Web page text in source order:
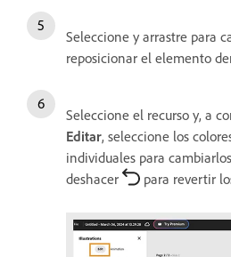
Seleccione y arrastre para
reposicionar el elemento
Seleccione el recurso y, a
Editar, seleccione los
individuales para
deshacer
para revertir